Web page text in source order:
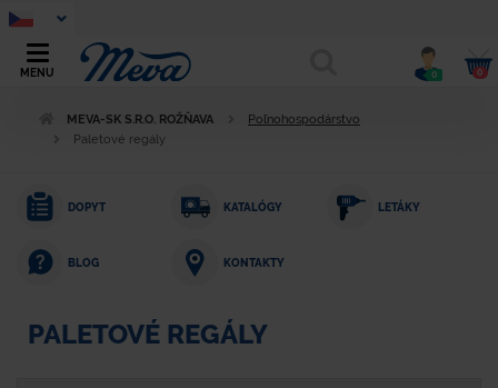
MENU 0 0
MEVA-SK S.R.O. ROŽŇAVA
Poľnohospodárstvo
Paletové regály
DOPYT KATALÓGY LETÁKY
BLOG KONTAKTY
PALETOVÉ REGÁLY